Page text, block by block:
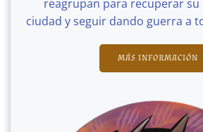
reagrupan para recuperar su
ciudad y seguir dando guerra a
MÁS INFORMACIÓN